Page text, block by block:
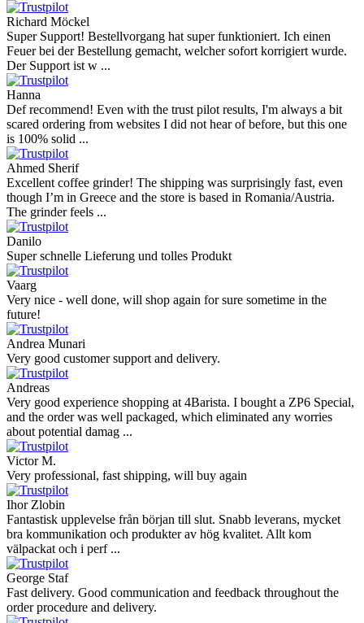
Richard Möckel
Super Support! Bestellvorgang hat super funktioniert. Ich einen
Feuer bei der Bestellung gemacht, welcher sofort korrigiert wurde.
Der Support ist w ...
Hanna
Def recommend! Even with the trust pilot results, I'm always a bit
scared ordering from websites I did not hear of before, but this one
is 100% solid ...
Ahmed Sherif
Excellent coffee grinder! The shipping was surprisingly fast, even
though I’m in Greece and the store is based in Romania/Austria.
The grinder feels ...
Danilo
Super schnelle Lieferung und tolles Produkt
Vaarg
Very nice - well done, will shop again for sure sometime in the
future!
Andrea Munari
Very good customer support and delivery.
Andreas
Very good experience shopping at 4Barista. I bought a ZP6 Special,
and the order was well packaged, which eliminated any worries
about potential damag ...
Victor M.
Very professional, fast shipping, will buy again
Ihor Zlobin
Fantastisk upplevelse från början till slut. Snabb leverans, mycket
bra kommunikation och produkter av hög kvalitet. Allt kom
välpackat och i perf ...
George Staf
Fast delivery. Good communication and feedback throughout the
order procedure and delivery.